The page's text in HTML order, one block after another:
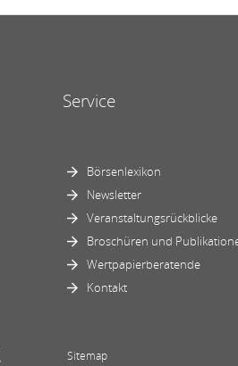
Service
Börsenlexikon
Newsletter
Veranstaltungsrückblicke
Broschüren und
Wertpapierberatende
Kontakt
Sitemap